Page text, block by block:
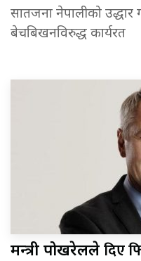
सातजना नेपालीको उद्धार
बेचबिखनविरुद्ध कार्यरत
मन्त्री पोखरेलले दिए